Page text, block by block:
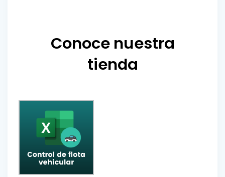
Conoce nuestra
tienda